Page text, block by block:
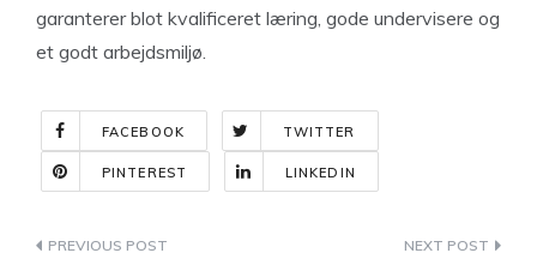
garanterer blot kvalificeret læring, gode undervisere og
et godt arbejdsmiljø.
FACEBOOK TWITTER
PINTEREST LINKEDIN